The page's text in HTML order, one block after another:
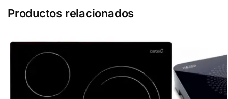
Productos relacionados